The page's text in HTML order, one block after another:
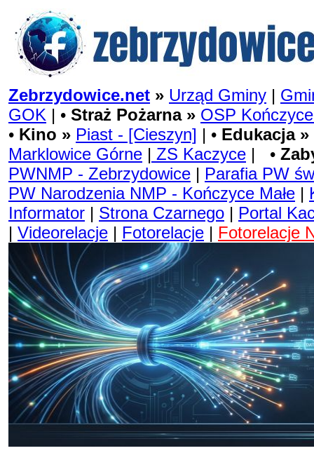
Zebrzydowice.net » Urząd Gminy |
GOK | • Straż Pożarna » OSP Kończyce
• Kino » Piast - [Cieszyn] | • Edukacja »
Marklowice Górne | ZS Kaczyce | •
PWNMP - Zebrzydowice | Parafia PW
PW Narodzenia NMP - Kończyce Małe |
Informator | Strona Czarnego | Portal
| Videorelacje | Fotorelacje | Fotorelacje